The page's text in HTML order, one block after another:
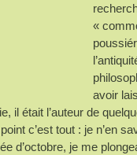
«
avoir
il était l’auteur de
c’est tout : je n’en
d’octobre, je me